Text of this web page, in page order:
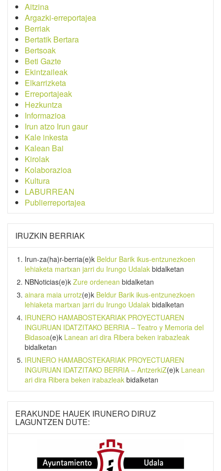
Aitzina
Argazki-erreportajea
Berriak
Bertatik Bertara
Bertsoak
Beti Gazte
Ekintzaileak
Elkarrizketa
Erreportajeak
Hezkuntza
Informazioa
Irun atzo Irun gaur
Kale inkesta
Kalean Bai
Kirolak
Kolaborazioa
Kultura
LABURREAN
Publierreportajea
IRUZKIN BERRIAK
Irun-za(ha)r-berria(e)k Beldur Barik ikus-entzunezkoen
lehiaketa martxan jarri du Irungo Udalak bidalketan
NBNoticias(e)k Zure ordenean bidalketan
ainara maia urrotz(e)k Beldur Barik ikus-entzunezkoen
lehiaketa martxan jarri du Irungo Udalak bidalketan
IRUNERO HAMABOSTEKARIAK PROYECTUAREN
INGURUAN IDATZITAKO BERRIA – Teatro y Memoria del
Bidasoa(e)k Lanean ari dira Ribera beken irabazleak
bidalketan
IRUNERO HAMABOSTEKARIAK PROYECTUAREN
INGURUAN IDATZITAKO BERRIA – AntzerkiZ(e)k Lanean
ari dira Ribera beken irabazleak bidalketan
ERAKUNDE HAUEK IRUNERO DIRUZ
LAGUNTZEN DUTE: